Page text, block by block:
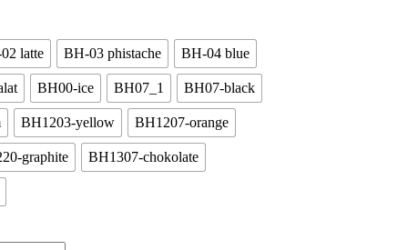
latte BH-03 phistache BH-04 blue
BH00-ice BH07_1 BH07-black
BH1203-yellow BH1207-orange
graphite BH1307-chokolate